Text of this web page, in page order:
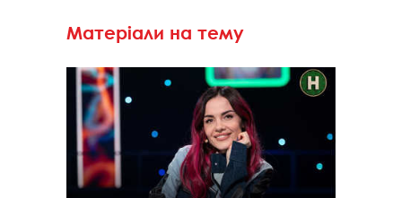
Матеріали на тему